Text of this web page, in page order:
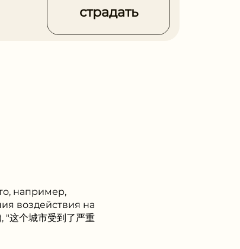
страдать
например,
воздействия на
这个城市受到了严重